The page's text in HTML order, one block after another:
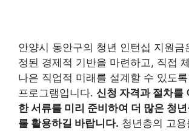
안양시 동안구의 청년 인턴십 지원금
정된 경제적 기반을 마련하고, 직접
나은 직업적 미래를 설계할 수 있도
프로그램입니다. 신청 자격과 절차를
한 서류를 미리 준비하여 더 많은 청
를 활용하길 바랍니다. 청년층의 고